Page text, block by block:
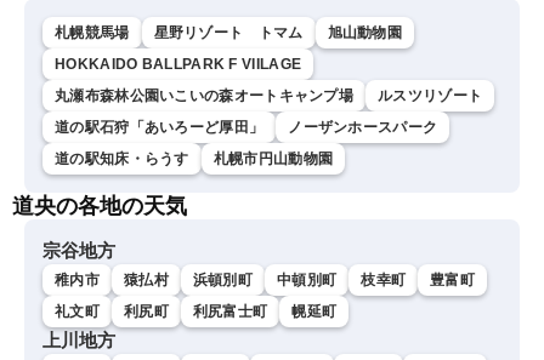
札幌競馬場 星野リゾート トマム
旭山動物園
HOKKAIDO BALLPARK F VIILAGE
丸瀬布森林公園いこいの森オートキャンプ場
ルスツリゾート
道の駅石狩「あいろーど厚田」
ノーザンホースパーク
道の駅知床・らうす
札幌市円山動物園
道央の各地の天気
宗谷地方
稚内市 猿払村 浜頓別町 中頓別町 枝幸町
豊富町
礼文町
利尻町 利尻富士町 幌延町
上川地方